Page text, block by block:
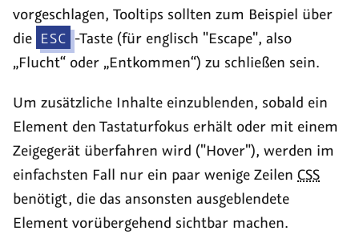
vorgeschlagen, Tooltips sollten zum Beispiel über
die ESC -Taste (für englisch "Escape", also
„Flucht“ oder „Entkommen“) zu schließen sein.
Um zusätzliche Inhalte einzublenden, sobald ein
Element den Tastaturfokus erhält oder mit einem
Zeigegerät überfahren wird ("Hover"), werden im
einfachsten Fall nur ein paar wenige Zeilen CSS
benötigt, die das ansonsten ausgeblendete
Element vorübergehend sichtbar machen.